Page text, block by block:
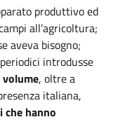
produttivo ed
all’agricoltura;
aveva bisogno;
introdusse
volume, oltre a
italiana,
che hanno